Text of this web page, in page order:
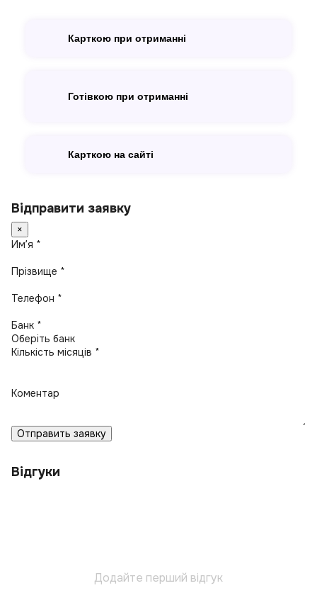
Карткою при отриманні
Готівкою при отриманні
Карткою на сайті
Відправити заявку
×
Имʼя *
Прізвище *
Телефон *
Банк *
Кількість місяців *
Коментар
Отправить заявку
Відгуки
Додайте перший відгук